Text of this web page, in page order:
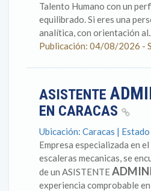
Talento Humano con un
equilibrado. Si eres una
analítica, con orientación
Publicación: 04/08/2026 -
ASISTENTE
EN CARACAS
Ubicación: Caracas |
Empresa especializada en
escaleras mecanicas, se
de un ASISTENTE
experiencia comprobable